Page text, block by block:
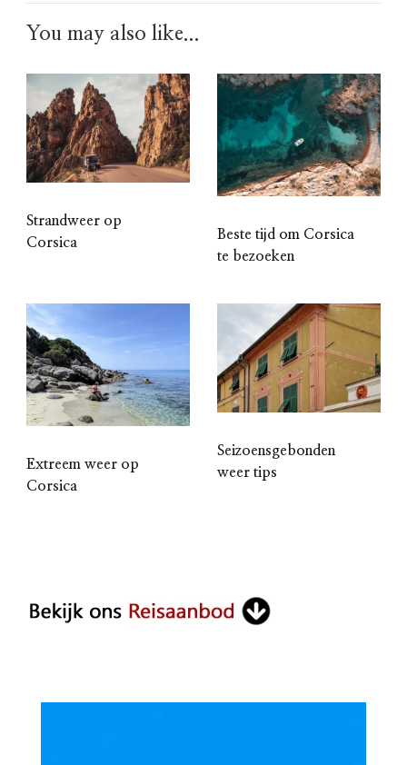
You may also like...
Strandweer op
Corsica
Beste tijd om Corsica
te bezoeken
Extreem weer op
Corsica
Seizoensgebonden
weer tips